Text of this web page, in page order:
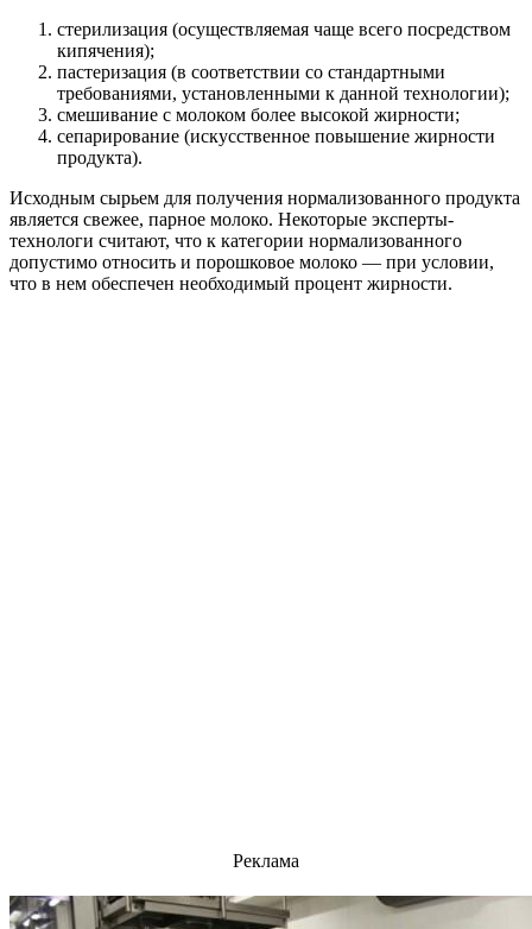
стерилизация (осуществляемая чаще всего посредством
кипячения);
пастеризация (в соответствии со стандартными
требованиями, установленными к данной технологии);
смешивание с молоком более высокой жирности;
сепарирование (искусственное повышение жирности
продукта).
Исходным сырьем для получения нормализованного продукта
является свежее, парное молоко. Некоторые эксперты-
технологи считают, что к категории нормализованного
допустимо относить и порошковое молоко — при условии,
что в нем обеспечен необходимый процент жирности.
Реклама